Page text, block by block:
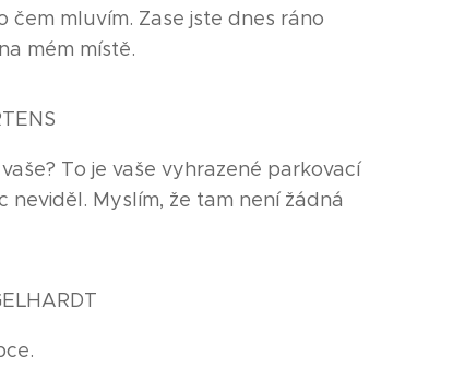
čem mluvím. Zase jste dnes ráno
mém místě.
To je vaše vyhrazené parkovací
neviděl. Myslím, že tam není žádná